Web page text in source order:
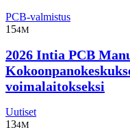
PCB-valmistus
154M
2026 Intia PCB
voimalaitokseksi
Uutiset
134M